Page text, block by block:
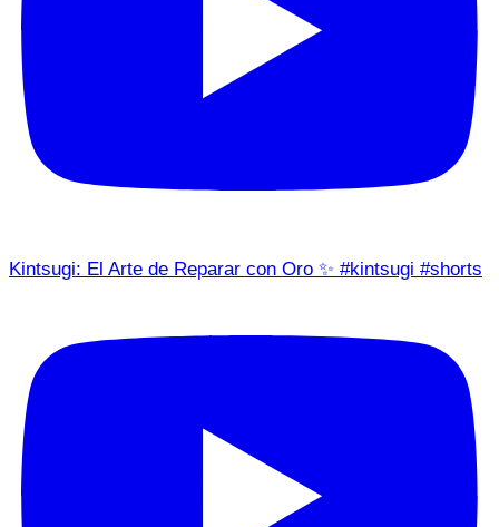
Kintsugi: El Arte de Reparar con Oro ✨ #kintsugi #shorts